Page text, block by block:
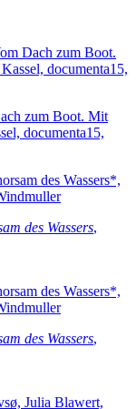
zum Boot. Mit
documenta15,
des Wassers,
des Wassers,